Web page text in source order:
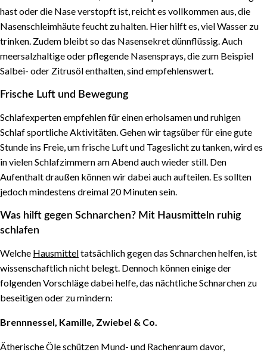
hast oder die Nase verstopft ist, reicht es vollkommen aus, die
Nasenschleimhäute feucht zu halten. Hier hilft es, viel Wasser zu
trinken. Zudem bleibt so das Nasensekret dünnflüssig. Auch
meersalzhaltige oder pflegende Nasensprays, die zum Beispiel
Salbei- oder Zitrusöl enthalten, sind empfehlenswert.
Frische Luft und Bewegung
Schlafexperten empfehlen für einen erholsamen und ruhigen
Schlaf sportliche Aktivitäten. Gehen wir tagsüber für eine gute
Stunde ins Freie, um frische Luft und Tageslicht zu tanken, wird es
in vielen Schlafzimmern am Abend auch wieder still. Den
Aufenthalt draußen können wir dabei auch aufteilen. Es sollten
jedoch mindestens dreimal 20 Minuten sein.
Was hilft gegen Schnarchen? Mit Hausmitteln ruhig
schlafen
Welche Hausmitteltatsächlich gegen das Schnarchen helfen, ist
wissenschaftlich nicht belegt. Dennoch können einige der
folgenden Vorschläge dabei helfe, das nächtliche Schnarchen zu
beseitigen oder zu mindern:
Brennnessel, Kamille, Zwiebel & Co.
Ätherische Öle schützen Mund- und Rachenraum davor,